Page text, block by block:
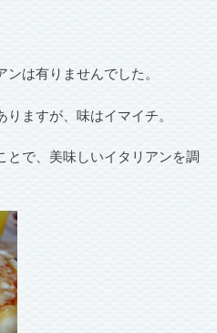
は有りませんでした。
ますが、味はイマイチ。
とで、美味しいイタリアンを調